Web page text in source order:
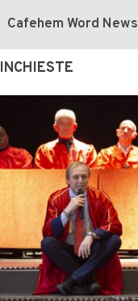
Cafehem Word News
INCHIESTE